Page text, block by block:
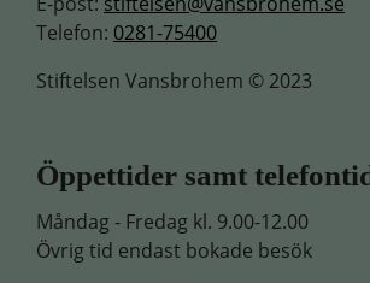
Telefon: 0281-75400
Stiftelsen Vansbrohem © 2023
Öppettider samt
Måndag - Fredag kl. 9.00-12.00
Övrig tid endast bokade besök